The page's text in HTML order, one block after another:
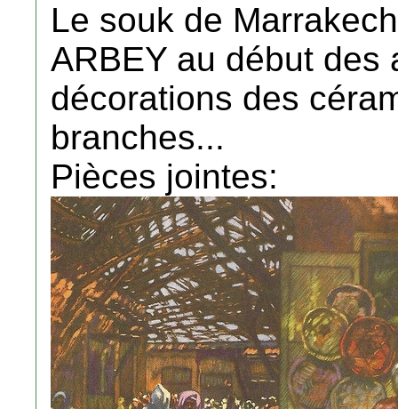
Le souk de
ARBEY au début des
décorations des
branches...
Pièces jointes: